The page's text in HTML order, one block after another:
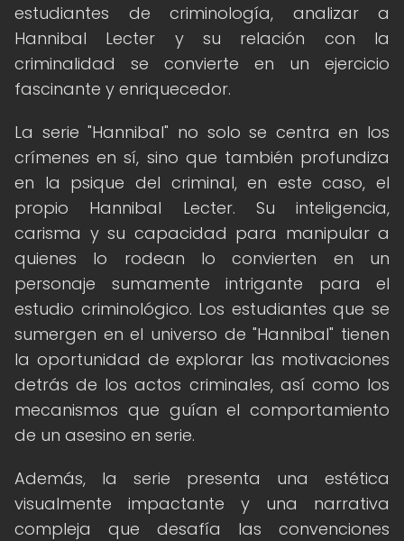
estudiantes de criminología, analizar a
Hannibal Lecter y su relación con la
criminalidad se convierte en un ejercicio
fascinante y enriquecedor.
La serie "Hannibal" no solo se centra en los
crímenes en sí, sino que también profundiza
en la psique del criminal, en este caso, el
propio Hannibal Lecter. Su inteligencia,
carisma y su capacidad para manipular a
quienes lo rodean lo convierten en un
personaje sumamente intrigante para el
estudio criminológico. Los estudiantes que se
sumergen en el universo de "Hannibal" tienen
la oportunidad de explorar las motivaciones
detrás de los actos criminales, así como los
mecanismos que guían el comportamiento
de un asesino en serie.
Además, la serie presenta una estética
visualmente impactante y una narrativa
compleja que desafía las convenciones